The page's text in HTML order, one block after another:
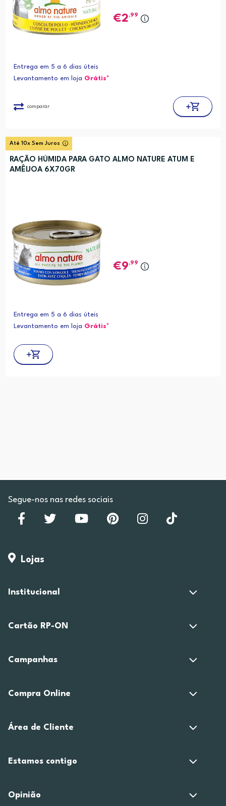
2,99
Entrega em 5 a 6 dias úteis
Levantamento em loja Grátis*
comparar
Até 10x Sem Juros
RAÇÃO HÚMIDA PARA GATO ALMO NATURE ATUM E
AMÊIJOA 6X70GR
9,99
Entrega em 5 a 6 dias úteis
Levantamento em loja Grátis*
Segue-nos nas redes sociais
Lojas
Institucional
Cartão RP-ON
Campanhas
Compra Online
Área de Cliente
Estamos contigo
Opinião